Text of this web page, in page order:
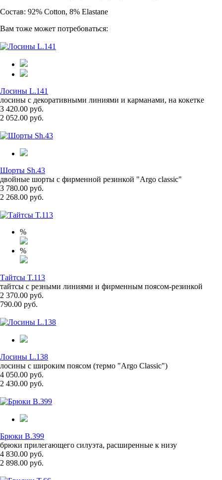
Состав: 92% Cotton, 8% Elastane
Вам тоже может потребоваться:
Лосины L.141
лосины с декоративными линиями и карманами, на кокетке
3 420.00 руб.
2 052.00 руб.
Шорты Sh.43
двойные шорты с фирменной резинкой "Argo classic"
3 780.00 руб.
2 268.00 руб.
%
%
Тайтсы T.113
тайтсы с резными линиями и фирменным поясом-резинкой
2 370.00 руб.
790.00 руб.
Лосины L.138
лосины с широким поясом (термо "Argo Classic")
4 050.00 руб.
2 430.00 руб.
Брюки B.399
брюки прилегающего силуэта, расширенные к низу
4 830.00 руб.
2 898.00 руб.